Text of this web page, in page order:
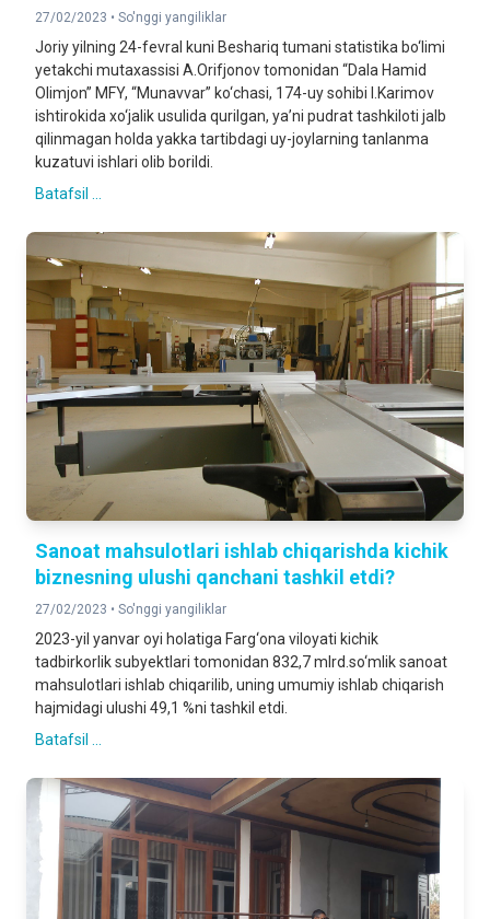
27/02/2023 • So'nggi yangiliklar
Joriy yilning 24-fevral kuni Beshariq tumani statistika bo‘limi
yetakchi mutaxassisi A.Orifjonov tomonidan “Dala Hamid
Olimjon” MFY, “Munavvar” ko‘chasi, 174-uy sohibi I.Karimov
ishtirokida xo‘jalik usulida qurilgan, ya’ni pudrat tashkiloti jalb
qilinmagan holda yakka tartibdagi uy-joylarning tanlanma
kuzatuvi ishlari olib borildi.
Batafsil ...
Sanoat mahsulotlari ishlab chiqarishda kichik
biznesning ulushi qanchani tashkil etdi?
27/02/2023 • So'nggi yangiliklar
2023-yil yanvar oyi holatiga Farg‘ona viloyati kichik
tadbirkorlik subyektlari tomonidan 832,7 mlrd.so‘mlik sanoat
mahsulotlari ishlab chiqarilib, uning umumiy ishlab chiqarish
hajmidagi ulushi 49,1 %ni tashkil etdi.
Batafsil ...